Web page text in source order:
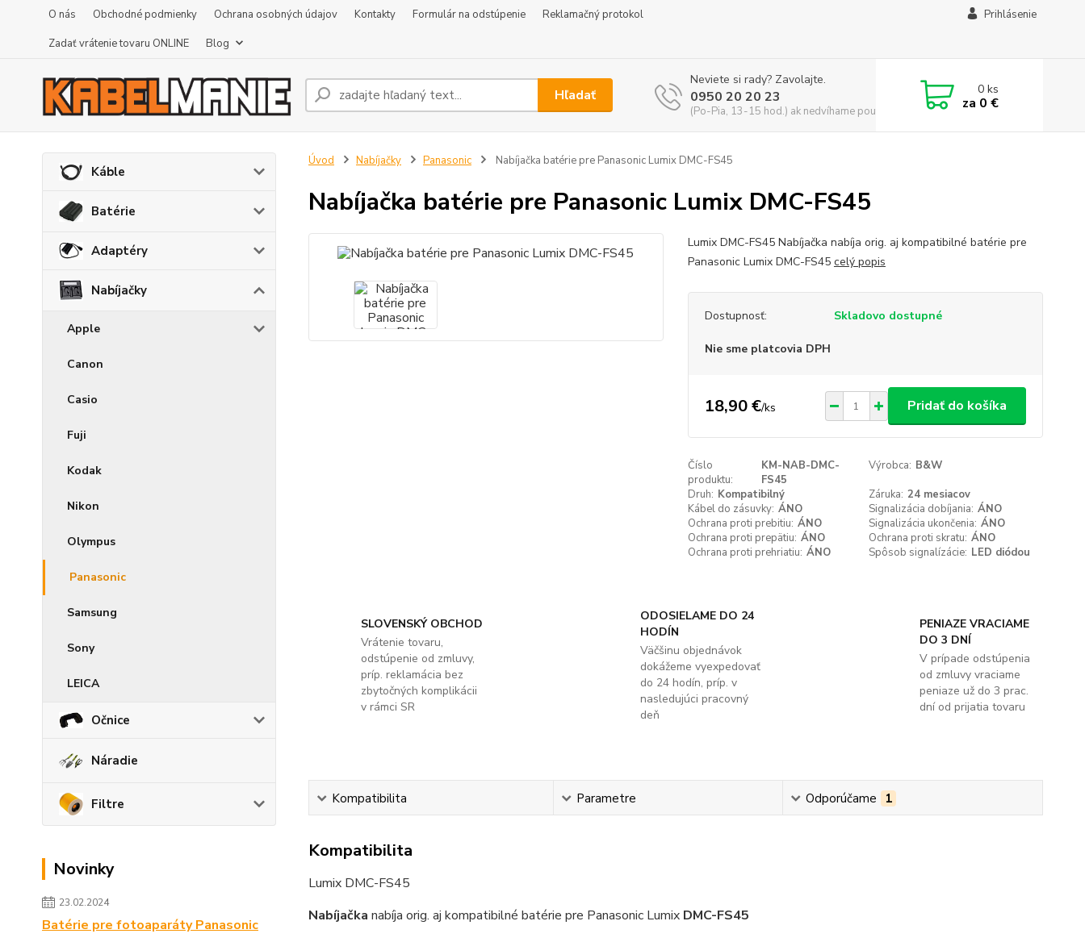
O nás Obchodné podmienky Ochrana osobných údajov Kontakty Formulár na odstúpenie
Reklamačný protokol
Zadať vrátenie tovaru ONLINE
Blog
Prihlásenie
Hľadať
Neviete si rady? Zavolajte.
0950 20 20 23
(Po-Pia, 13-15 hod.) ak nedvíhame použite CHATBOX
0ks
za 0 €
Káble
Batérie
Adaptéry
Nabíjačky
Apple
Canon
Casio
Fuji
Kodak
Nikon
Olympus
Panasonic
Samsung
Sony
LEICA
Očnice
Náradie
Filtre
Novinky
23.02.2024
Batérie pre fotoaparáty Panasonic
Úvod Nabíjačky Panasonic Nabíjačka batérie pre Panasonic Lumix DMC-FS45
Nabíjačka batérie pre Panasonic Lumix DMC-FS45
Lumix DMC-FS45 Nabíjačka nabíja orig. aj kompatibilné batérie pre
Panasonic Lumix DMC-FS45 celý popis
Dostupnosť: Skladovo dostupné
Nie sme platcovia DPH
18,90 €/ks Pridať do košíka
Číslo
produktu:
KM-NAB-DMC-
FS45
Výrobca: B&W
Druh: Kompatibilný Záruka: 24 mesiacov
Kábel do zásuvky: ÁNO Signalizácia dobíjania: ÁNO
Ochrana proti prebitiu: ÁNO Signalizácia ukončenia: ÁNO
Ochrana proti prepätiu: ÁNO Ochrana proti skratu: ÁNO
Ochrana proti prehriatiu: ÁNO Spôsob signalízácie: LED diódou
SLOVENSKÝ OBCHOD
Vrátenie tovaru,
odstúpenie od zmluvy,
príp. reklamácia bez
zbytočných komplikácii
v rámci SR
ODOSIELAME DO 24
HODÍN
Väčšinu objednávok
dokážeme vyexpedovať
do 24 hodín, príp. v
nasledujúci pracovný
deň
PENIAZE VRACIAME
DO 3 DNÍ
V prípade odstúpenia
od zmluvy vraciame
peniaze už do 3 prac.
dní od prijatia tovaru
Kompatibilita Parametre Odporúčame 1
Kompatibilita
Lumix DMC-FS45
Nabíjačka nabíja orig. aj kompatibilné batérie pre Panasonic Lumix DMC-FS45